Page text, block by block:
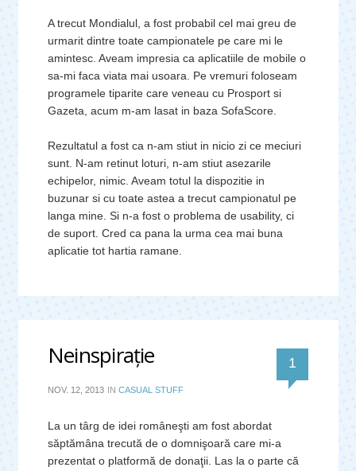
A trecut Mondialul, a fost probabil cel mai greu de
urmarit dintre toate campionatele pe care mi le
amintesc. Aveam impresia ca aplicatiile de mobile o
sa-mi faca viata mai usoara. Pe vremuri foloseam
programele tiparite care veneau cu Prosport si
Gazeta, acum m-am lasat in baza SofaScore.
Rezultatul a fost ca n-am stiut in nicio zi ce meciuri
sunt. N-am retinut loturi, n-am stiut asezarile
echipelor, nimic. Aveam totul la dispozitie in
buzunar si cu toate astea a trecut campionatul pe
langa mine. Si n-a fost o problema de usability, ci
de suport. Cred ca pana la urma cea mai buna
aplicatie tot hartia ramane.
Neinspiraţie 1
NOV. 12, 2013 IN CASUAL STUFF
La un târg de idei româneşti am fost abordat
săptămâna trecută de o domnişoară care mi-a
prezentat o platformă de donaţii. Las la o parte că